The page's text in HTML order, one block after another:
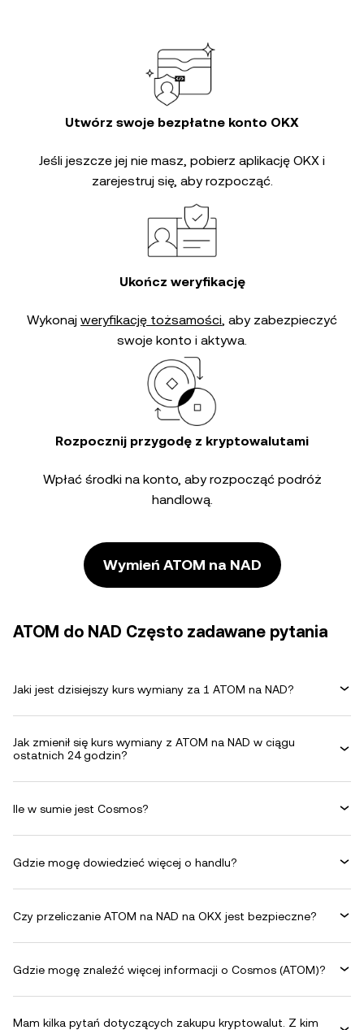
Utwórz swoje bezpłatne konto OKX
Jeśli jeszcze jej nie masz, pobierz aplikację OKX i
zarejestruj się, aby rozpocząć.
Ukończ weryfikację
Wykonaj weryfikację tożsamości, aby zabezpieczyć
swoje konto i aktywa.
Rozpocznij przygodę z kryptowalutami
Wpłać środki na konto, aby rozpocząć podróż
handlową.
Wymień ATOM na NAD
ATOM do NAD Często zadawane pytania
Jaki jest dzisiejszy kurs wymiany za 1 ATOM na NAD?
Jak zmienił się kurs wymiany z ATOM na NAD w ciągu
ostatnich 24 godzin?
Ile w sumie jest Cosmos?
Gdzie mogę dowiedzieć więcej o handlu?
Czy przeliczanie ATOM na NAD na OKX jest bezpieczne?
Gdzie mogę znaleźć więcej informacji o Cosmos (ATOM)?
Mam kilka pytań dotyczących zakupu kryptowalut. Z kim